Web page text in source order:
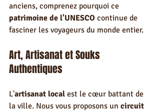
anciens, comprenez pourquoi ce
patrimoine de l'UNESCO continue de
fasciner les voyageurs du monde entier.
Art, Artisanat et Souks
Authentiques
L'artisanat local est le cœur battant de
la ville. Nous vous proposons un circuit